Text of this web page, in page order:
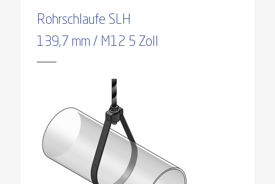
Rohrschlaufe SLH
139,7 mm / M12 5 Zoll